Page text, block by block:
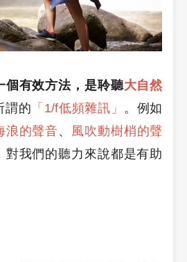
個有效方法，是聆聽大自然
謂的 「1/f低頻雜訊」 。例如
浪的聲音、 風吹動樹梢的聲
對我們的聽力來說都是有助